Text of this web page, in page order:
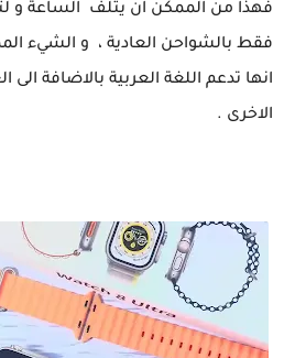
فهذا من الممكن ان يتلف الساعة و
فقط بالشواحن العادية ، و الشيء
انها تدعم اللغة العربية بالاضافة الى
الاخرى .